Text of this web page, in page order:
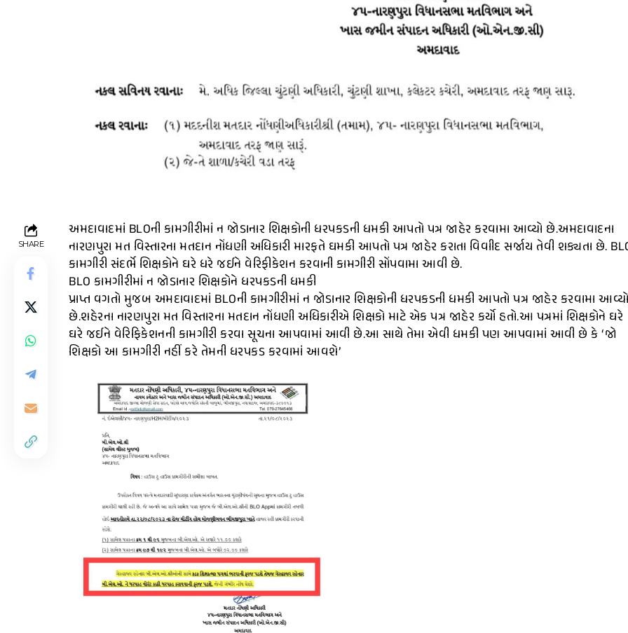
SHARE
અમદાવાદમાં BLOની કામગીરીમાં ન જોડાનાર શિક્ષકોની ધરપકડની ધમકી આપતો પત્ર જાહેર કરવામા આવ્યો છે.અમદાવાદના
નારણપુરા મત વિસ્તારના મતદાન નોંધણી અધિકારી મારફતે ઘમકી આપતો પત્ર જાહેર કરાતા વિવાીદ સર્જાય તેવી શક્યતા છે.
કામગીરી સંદર્ભે શિક્ષકોને ઘરે ધરે જઈને વેરિફીકેશન કરવાની કામગીરી સોંપવામા આવી છે.
BLO કામગીરીમાં ન જોડાનાર શિક્ષકોને ધરપકડની ધમકી
પ્રાપ્ત વગતો મુજબ અમદાવાદમાં BLOની કામગીરીમાં ન જોડાનાર શિક્ષકોની ધરપકડની ધમકી આપતો પત્ર જાહેર કરવામા
છે.શહેરના નારણપુરા મત વિસ્તારના મતદાન નોંધણી અધિકારીએ શિક્ષકો માટે એક પત્ર જાહેર કર્યો હતો.આ પત્રમાં શિક્ષકોને ઘરે
ઘરે જઈને વેરિફિકેશનની કામગીરી કરવા સૂચના આપવામાં આવી છે.આ સાથે તેમા એવી ધમકી પણ આપવામાં આવી છે કે ‘જો
શિક્ષકો આ કામગીરી નહીં કરે તેમની ધરપકડ કરવામાં આવશે’